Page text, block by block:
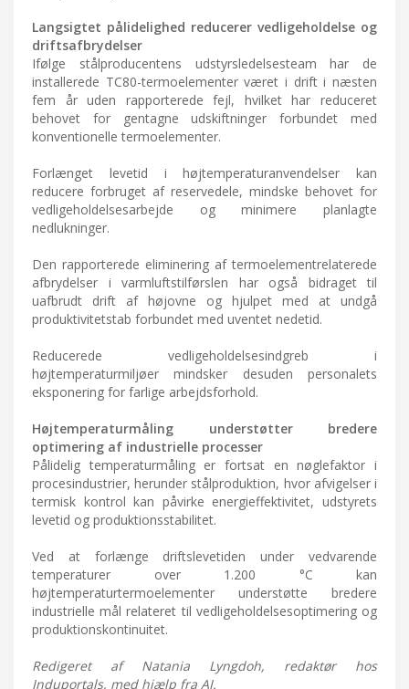
Langsigtet pålidelighed reducerer vedligeholdelse og
driftsafbrydelser
Ifølge stålproducentens udstyrsledelsesteam har de
installerede TC80-termoelementer været i drift i næsten
fem år uden rapporterede fejl, hvilket har reduceret
behovet for gentagne udskiftninger forbundet med
konventionelle termoelementer.
Forlænget levetid i højtemperaturanvendelser kan
reducere forbruget af reservedele, mindske behovet for
vedligeholdelsesarbejde og minimere planlagte
nedlukninger.
Den rapporterede eliminering af termoelementrelaterede
afbrydelser i varmluftstilførslen har også bidraget til
uafbrudt drift af højovne og hjulpet med at undgå
produktivitetstab forbundet med uventet nedetid.
Reducerede vedligeholdelsesindgreb i
højtemperaturmiljøer mindsker desuden personalets
eksponering for farlige arbejdsforhold.
Højtemperaturmåling understøtter bredere
optimering af industrielle processer
Pålidelig temperaturmåling er fortsat en nøglefaktor i
procesindustrier, herunder stålproduktion, hvor afvigelser i
termisk kontrol kan påvirke energieffektivitet, udstyrets
levetid og produktionsstabilitet.
Ved at forlænge driftslevetiden under vedvarende
temperaturer over 1.200 °C kan
højtemperaturtermoelementer understøtte bredere
industrielle mål relateret til vedligeholdelsesoptimering og
produktionskontinuitet.
Redigeret af Natania Lyngdoh, redaktør hos
Induportals, med hjælp fra AI.